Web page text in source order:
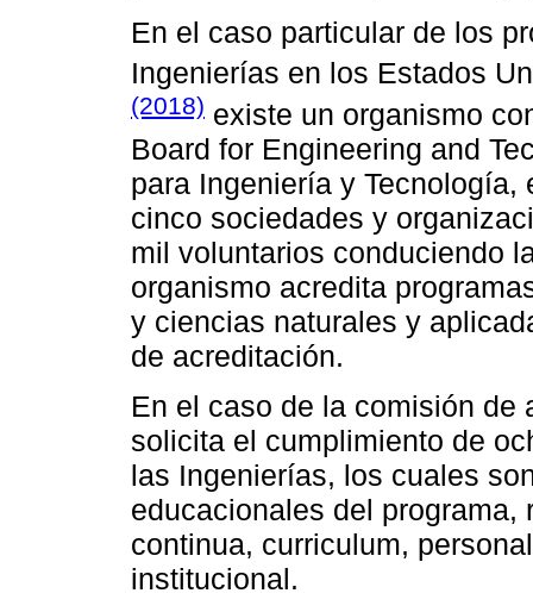
En el caso particular de los
Ingenierías en los Estados
(2018) existe un organismo
Board for Engineering and
para Ingeniería y
cinco sociedades y
mil voluntarios conduciendo
organismo acredita
y ciencias naturales y
de acreditación.
En el caso de la comisión de
solicita el cumplimiento de
las Ingenierías, los cuales
educacionales del
continua, curriculum,
institucional.